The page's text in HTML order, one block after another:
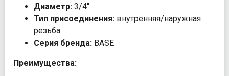
Диаметр: 3/4"
Тип присоединения: внутренняя/наружная
резьба
Серия бренда: BASE
Преимущества: